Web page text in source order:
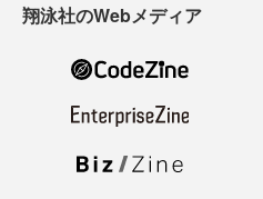
翔泳社のWebメディア